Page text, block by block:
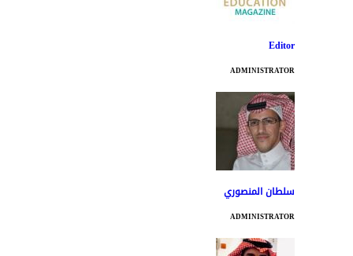
Editor
ADMINISTRATOR
سلطان المنصوري
ADMINISTRATOR